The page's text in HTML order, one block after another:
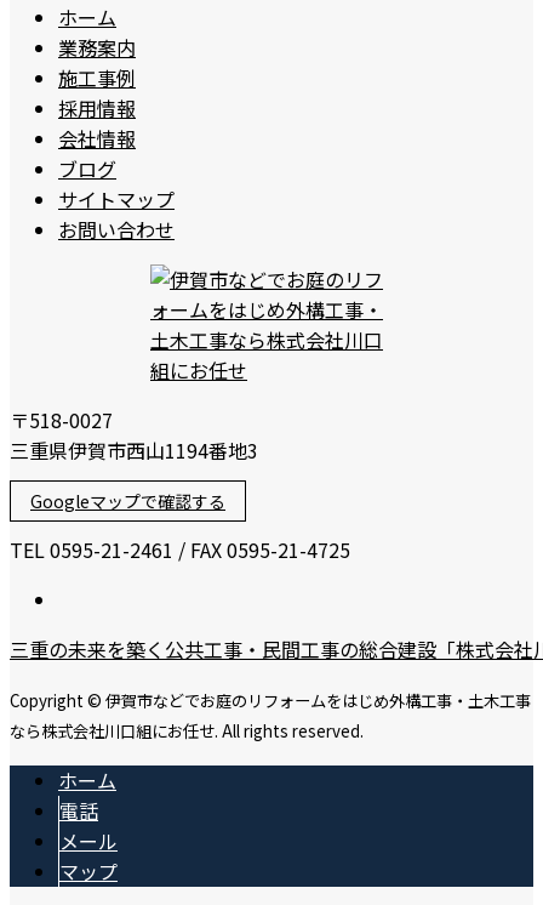
ホーム
業務案内
施工事例
採用情報
会社情報
ブログ
サイトマップ
お問い合わせ
〒518-0027
三重県伊賀市西山1194番地3
Googleマップで確認する
TEL 0595-21-2461 / FAX 0595-21-4725
三重の未来を築く公共工事・民間工事の総合建設「株式会社
Copyright © 伊賀市などでお庭のリフォームをはじめ外構工事・土木工事
なら株式会社川口組にお任せ. All rights reserved.
ホーム
電話
メール
マップ